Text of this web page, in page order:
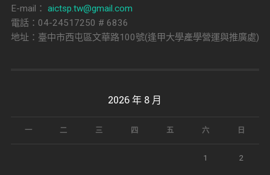
E-mail： aictsp.tw@gmail.com
電話：04-24517250 # 6836
地址：臺中市西屯區文華路100號(逢甲大學產學營運與推廣處)
2026 年 8 月
一 二 三 四 五 六 日
1 2